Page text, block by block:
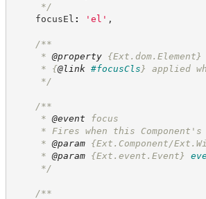
*/
focusEl : ' el ' ,
/**
* @property {Ext.dom.Element}
* {@link #focusCls } applied
*/
/**
* @event focus
* Fires when this Component's
* @param {Ext.Component/
* @param {Ext.event.Event}
*/
/**